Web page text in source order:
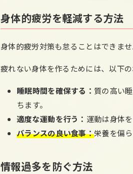
身体的疲労を軽減する方法
身体的疲労対策も怠ることはできませ
疲れない身体を作るためには、以下
睡眠時間を確保する：質の高い
ちます。
適度な運動を行う： 運動は身体
バランスの良い食事：栄養を偏
情報過多を防ぐ方法